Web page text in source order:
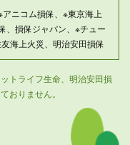
ニコム損保、※東京海上
、損保ジャパン、※チュー
海上火災、明治安田損保
トライフ生命、明治安田損
おりません。